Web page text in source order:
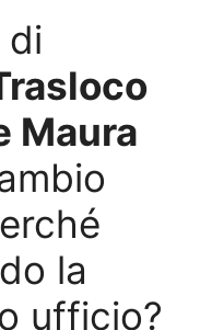
di
Maura
la
ufficio?